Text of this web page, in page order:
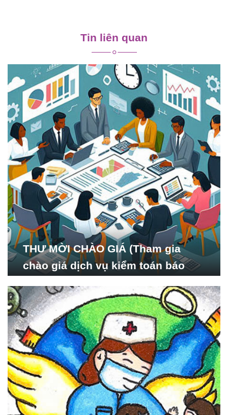
viết
Tin liên quan
THƯ MỜI CHÀO GIÁ (Tham gia
chào giá dịch vụ kiểm toán báo
Nghiên cứu Phát triển Xã
hội_ISDS)